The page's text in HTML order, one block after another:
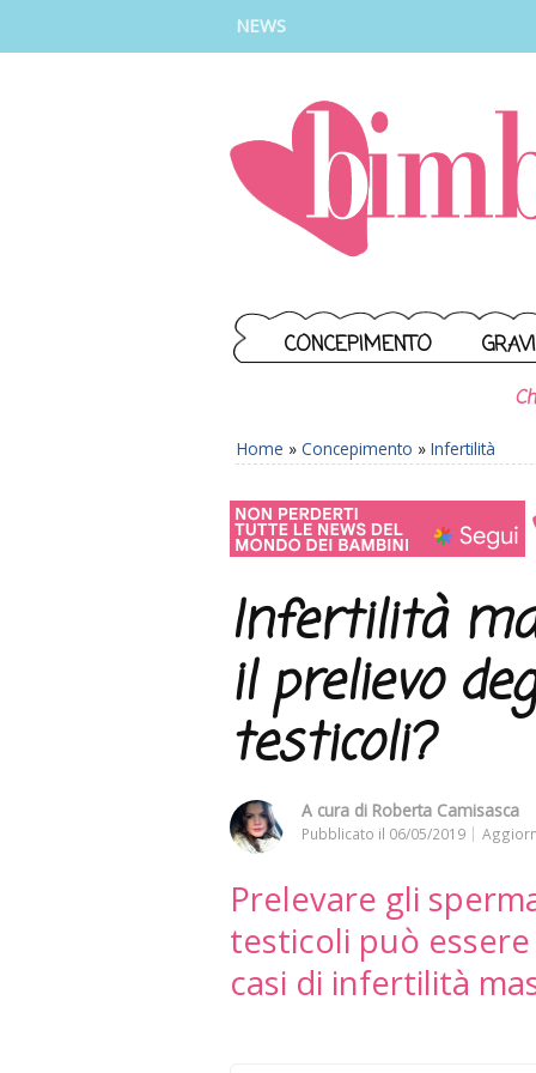
NEWS
CONCEPIMENTO
Home » Concepimento » Infertilità
Infertilità
il prelievo
testicoli?
A cura di Roberta Camisasca
Pubblicato il 06/05/2019
Prelevare gli
testicoli può
casi di infertilità